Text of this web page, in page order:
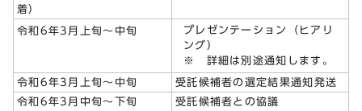
着）
令和6年3月上旬～中旬
プレゼンテーション（ヒアリ
ング）
※ 詳細は別途通知します。
令和6年3月上旬～中旬
受託候補者の選定結果通知発送
令和6年3月中旬～下旬
受託候補者との協議